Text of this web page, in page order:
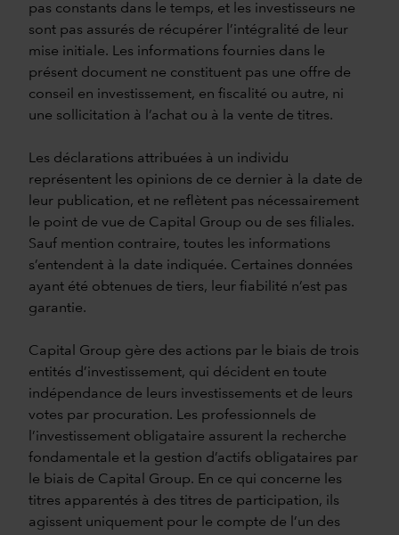
pas constants dans le temps, et les investisseurs ne
sont pas assurés de récupérer l’intégralité de leur
mise initiale. Les informations fournies dans le
présent document ne constituent pas une offre de
conseil en investissement, en fiscalité ou autre, ni
une sollicitation à l’achat ou à la vente de titres.
Les déclarations attribuées à un individu
représentent les opinions de ce dernier à la date de
leur publication, et ne reflètent pas nécessairement
le point de vue de Capital Group ou de ses filiales.
Sauf mention contraire, toutes les informations
s’entendent à la date indiquée. Certaines données
ayant été obtenues de tiers, leur fiabilité n’est pas
garantie.
Capital Group gère des actions par le biais de trois
entités d’investissement, qui décident en toute
indépendance de leurs investissements et de leurs
votes par procuration. Les professionnels de
l’investissement obligataire assurent la recherche
fondamentale et la gestion d’actifs obligataires par
le biais de Capital Group. En ce qui concerne les
titres apparentés à des titres de participation, ils
agissent uniquement pour le compte de l’un des